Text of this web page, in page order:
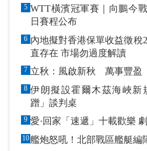
5 WTT橫濱冠軍賽｜向鵬今
日賽程公布
6 內地擬對香港保單收益徵
直存在 市場勿過度解讀
7 立秋：風啟新秋 萬事豐盈
8 伊朗擬設霍爾木茲海峽
蹭」談判桌
9
10艦炮怒吼！北部戰區艦艇編